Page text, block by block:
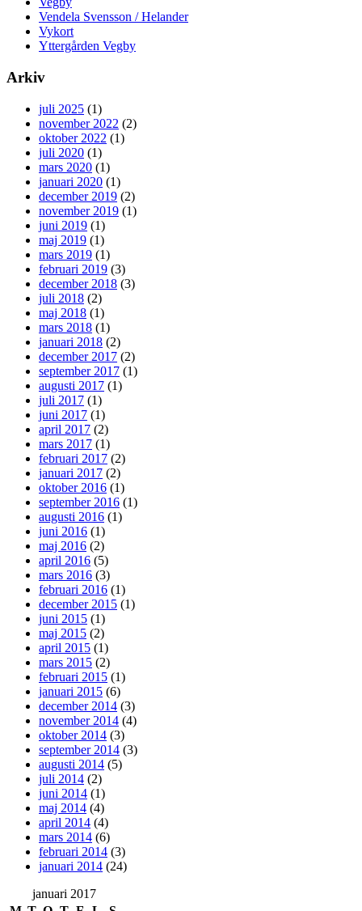
Vendela Svensson / Helander
Vykort
Yttergården Vegby
Arkiv
juli 2025 (1)
november 2022 (2)
oktober 2022 (1)
juli 2020 (1)
mars 2020 (1)
januari 2020 (1)
december 2019 (2)
november 2019 (1)
juni 2019 (1)
maj 2019 (1)
mars 2019 (1)
februari 2019 (3)
december 2018 (3)
juli 2018 (2)
maj 2018 (1)
mars 2018 (1)
januari 2018 (2)
december 2017 (2)
september 2017 (1)
augusti 2017 (1)
juli 2017 (1)
juni 2017 (1)
april 2017 (2)
mars 2017 (1)
februari 2017 (2)
januari 2017 (2)
oktober 2016 (1)
september 2016 (1)
augusti 2016 (1)
juni 2016 (1)
maj 2016 (2)
april 2016 (5)
mars 2016 (3)
februari 2016 (1)
december 2015 (1)
juni 2015 (1)
maj 2015 (2)
april 2015 (1)
mars 2015 (2)
februari 2015 (1)
januari 2015 (6)
december 2014 (3)
november 2014 (4)
oktober 2014 (3)
september 2014 (3)
augusti 2014 (5)
juli 2014 (2)
juni 2014 (1)
maj 2014 (4)
april 2014 (4)
mars 2014 (6)
februari 2014 (3)
januari 2014 (24)
januari 2017